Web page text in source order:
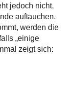
jedoch nicht,
auftauchen.
werden die
„einige
zeigt sich: